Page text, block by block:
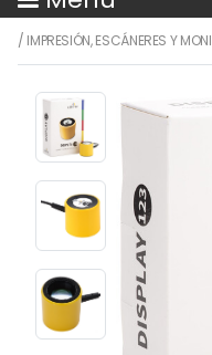
/ IMPRESIÓN, ESCÁNERES Y